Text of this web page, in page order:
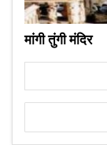
मांगी तुंगी मंदिर